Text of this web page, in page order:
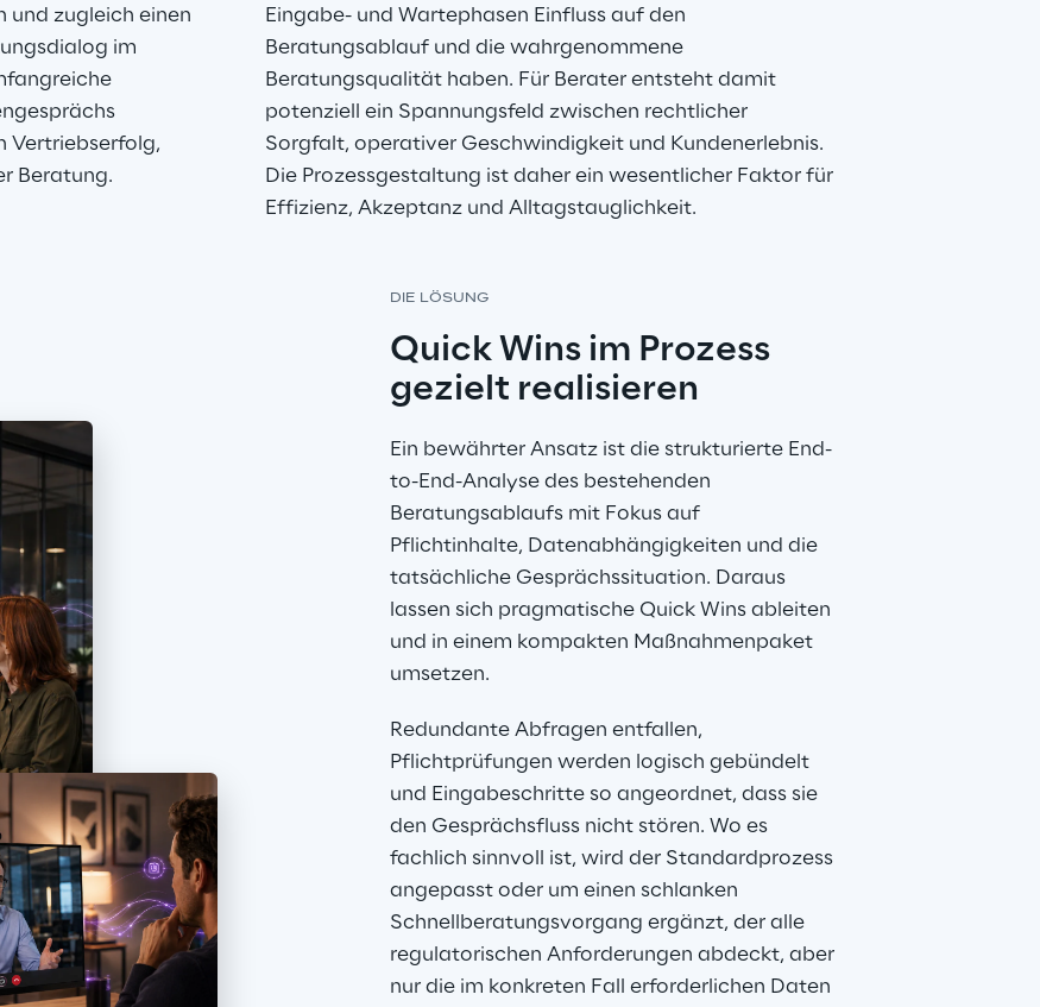
und zugleich einen
im
Vertriebserfolg,
Beratung.
Eingabe- und Wartephasen Einfluss auf den
Beratungsablauf und die wahrgenommene
Beratungsqualität haben. Für Berater entsteht damit
potenziell ein Spannungsfeld zwischen rechtlicher
Sorgfalt, operativer Geschwindigkeit und Kundenerlebnis.
Die Prozessgestaltung ist daher ein wesentlicher Faktor für
Effizienz, Akzeptanz und Alltagstauglichkeit.
DIE LÖSUNG
Quick Wins im Prozess
gezielt realisieren
Ein bewährter Ansatz ist die strukturierte End-
to-End-Analyse des bestehenden
Beratungsablaufs mit Fokus auf
Pflichtinhalte, Datenabhängigkeiten und die
tatsächliche Gesprächssituation. Daraus
lassen sich pragmatische Quick Wins ableiten
und in einem kompakten Maßnahmenpaket
umsetzen.
Redundante Abfragen entfallen,
Pflichtprüfungen werden logisch gebündelt
und Eingabeschritte so angeordnet, dass sie
den Gesprächsfluss nicht stören. Wo es
fachlich sinnvoll ist, wird der Standardprozess
angepasst oder um einen schlanken
Schnellberatungsvorgang ergänzt, der alle
regulatorischen Anforderungen abdeckt, aber
nur die im konkreten Fall erforderlichen Daten